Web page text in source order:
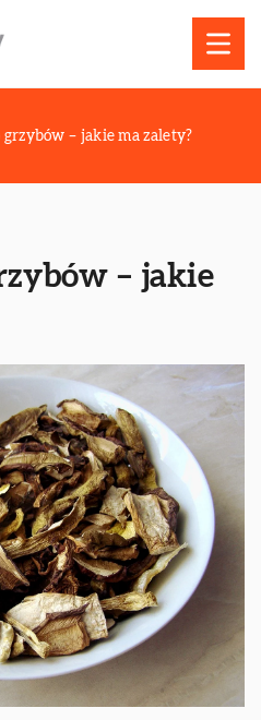
grzybów – jakie ma zalety?
– jakie